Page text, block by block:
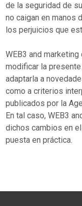
de la seguridad de
no caigan en manos
los perjuicios que
WEB3 and
modificar la
adaptarla a
como a criterios
publicados por la
En tal caso, WEB3
dichos cambios en
puesta en práctica.